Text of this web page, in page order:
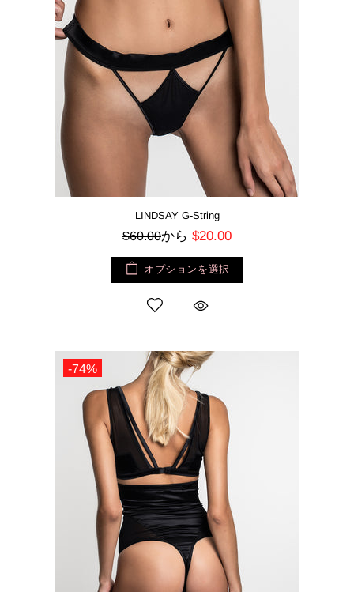
LINDSAY G-String
$60.00から $20.00
オプションを選択
-74%